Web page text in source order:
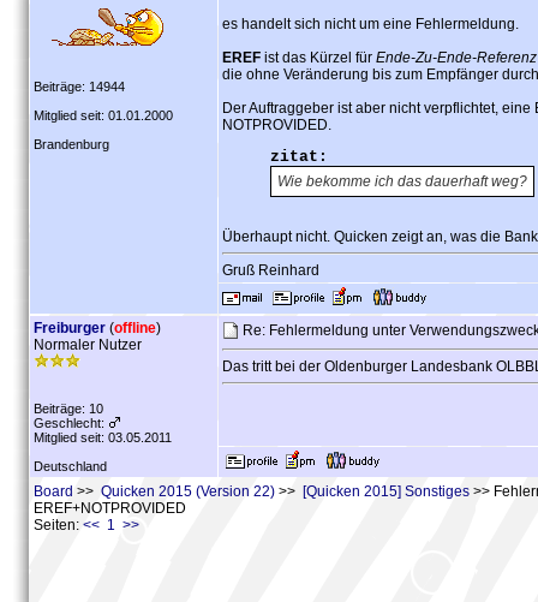
Beiträge: 14944
Mitglied seit: 01.01.2000
Brandenburg
es handelt sich nicht um eine Fehlermeldung.
EREF ist das Kürzel für Ende-Zu-Ende-Referenz
die ohne Veränderung bis zum Empfänger
Der Auftraggeber ist aber nicht verpflichtet,
NOTPROVIDED.
zitat:
Wie bekomme ich das dauerhaft weg?
Überhaupt nicht. Quicken zeigt an, was die
Gruß Reinhard
Freiburger (offline)
Normaler Nutzer
Beiträge: 10
Geschlecht:
Mitglied seit: 03.05.2011
Deutschland
Re: Fehlermeldung unter
Das tritt bei der Oldenburger Landesbank
Board >> Quicken 2015 (Version 22) >> [Quicken 2015] Sonstiges >>
EREF+NOTPROVIDED
Seiten: << 1 >>